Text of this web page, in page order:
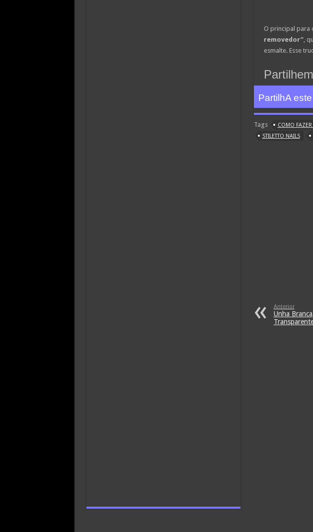
O principal para
removedor”,
esmalte. Esse
PartilhA
Tags COMO FAZER
STILETTO NAILS
Anterior
Unha